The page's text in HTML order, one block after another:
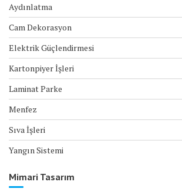
Aydınlatma
Cam Dekorasyon
Elektrik Güçlendirmesi
Kartonpiyer İşleri
Laminat Parke
Menfez
Sıva İşleri
Yangın Sistemi
Mimari Tasarım